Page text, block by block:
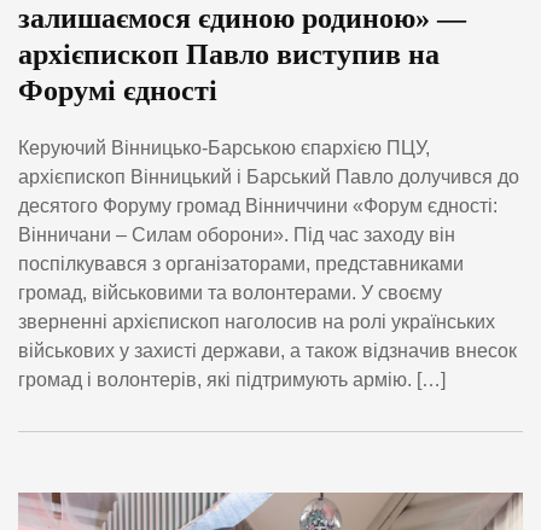
залишаємося єдиною родиною» —
архієпископ Павло виступив на
Форумі єдності
Керуючий Вінницько-Барською єпархією ПЦУ,
архієпископ Вінницький і Барський Павло долучився до
десятого Форуму громад Вінниччини «Форум єдності:
Вінничани – Силам оборони». Під час заходу він
поспілкувався з організаторами, представниками
громад, військовими та волонтерами. У своєму
зверненні архієпископ наголосив на ролі українських
військових у захисті держави, а також відзначив внесок
громад і волонтерів, які підтримують армію. […]